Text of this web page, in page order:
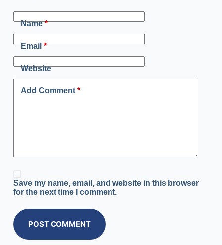
Name*
Email*
Website
Add Comment*
Save my name, email, and website in this browser
for the next time I comment.
POST COMMENT